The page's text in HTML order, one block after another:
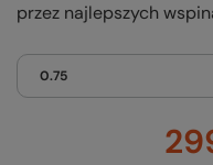
przez najlepszych
0.75